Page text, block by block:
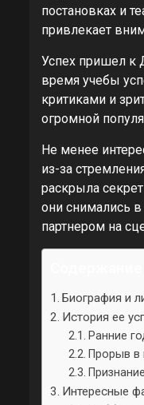
постановках и
привлекает
Успех пришел к
время учебы
критиками и
огромной
Не менее
из-за
раскрыла
они снимались
партнером на
Биография и
История ее
Ранние
Прорыв в
Интересные